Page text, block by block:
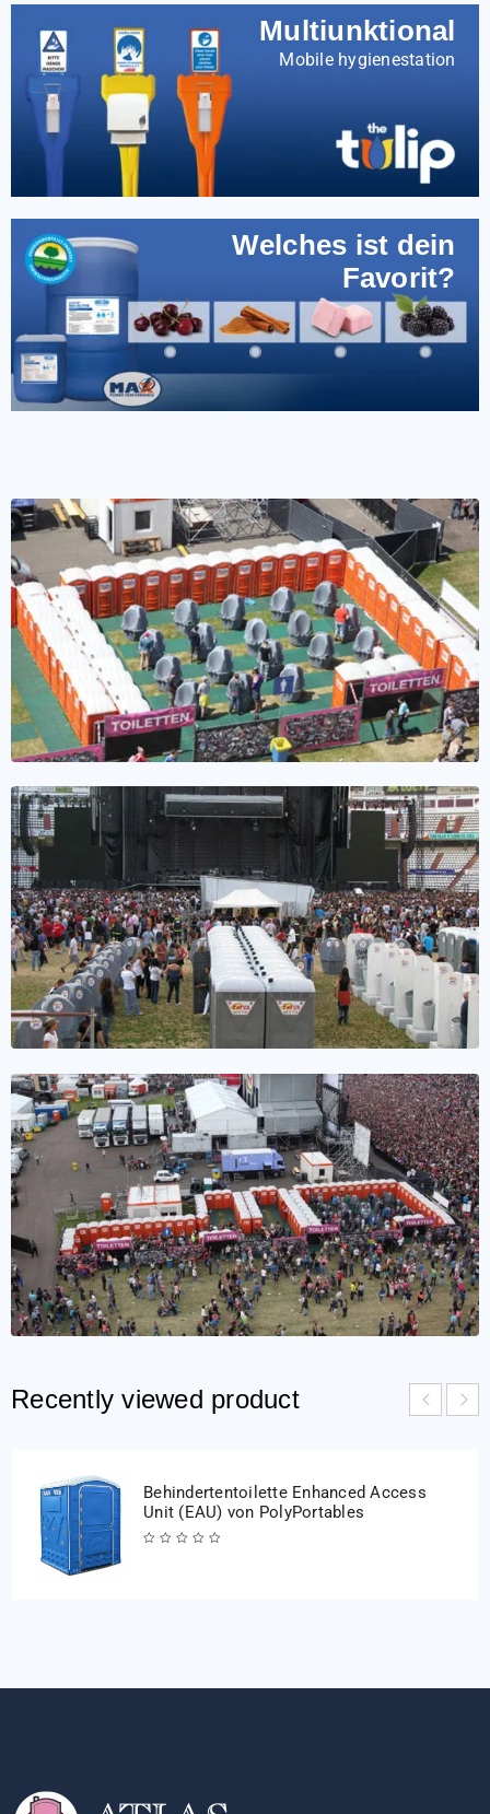
Multiunktional
Mobile hygienestation
Welches ist dein
Favorit?
Recently viewed product
Behindertentoilette Enhanced Access
Unit (EAU) von PolyPortables